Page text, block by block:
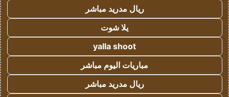
ريال مدريد مباشر
يلا شوت
yalla shoot
مباريات اليوم مباشر
ريال مدريد مباشر